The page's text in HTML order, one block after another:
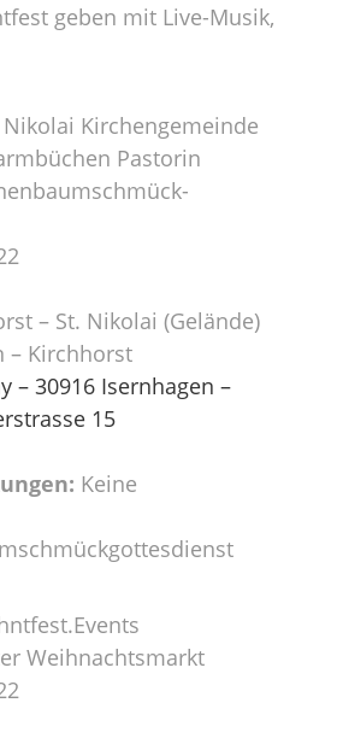
geben mit Live-Musik,
Nikolai Kirchengemeinde
Pastorin
– St. Nikolai (Gelände)
– Kirchhorst
– 30916 Isernhagen –
15
Keine
Weihnachtsmarkt